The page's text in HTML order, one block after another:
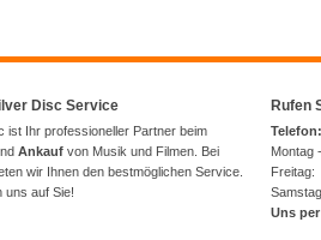
Disc Service
ist Ihr professioneller Partner beim
Ankauf von Musik und Filmen. Bei
wir Ihnen den bestmöglichen Service.
uns auf Sie!
Rufen
Montag
Uns